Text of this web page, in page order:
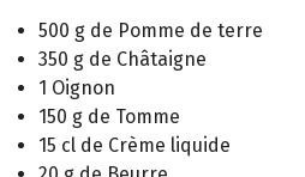
500 g de Pomme de terre
350 g de Châtaigne
1 Oignon
150 g de Tomme
15 cl de Crème liquide